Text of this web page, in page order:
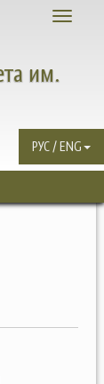
Toggle
им.
РУС / ENG